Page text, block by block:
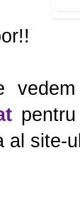
al site-